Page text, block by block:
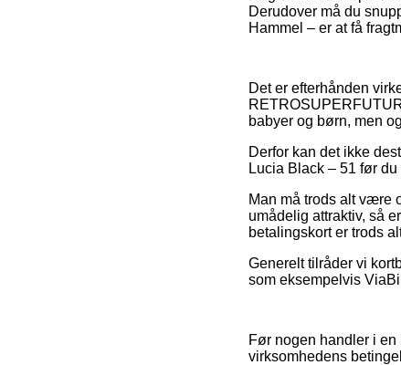
Derudover må du
Hammel – er at få
Det er efterhånden
babyer og børn, men
Derfor kan det ikke
Lucia Black – 51 før
Man må trods alt være
umådelig attraktiv, så
betalingskort er trods
Generelt tilråder vi
som eksempelvis
Før nogen handler i
virksomhedens